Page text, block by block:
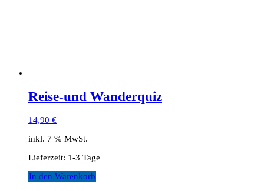
Reise-und Wanderquiz
14,90 €
inkl. 7 % MwSt.
Lieferzeit: 1-3 Tage
In den Warenkorb